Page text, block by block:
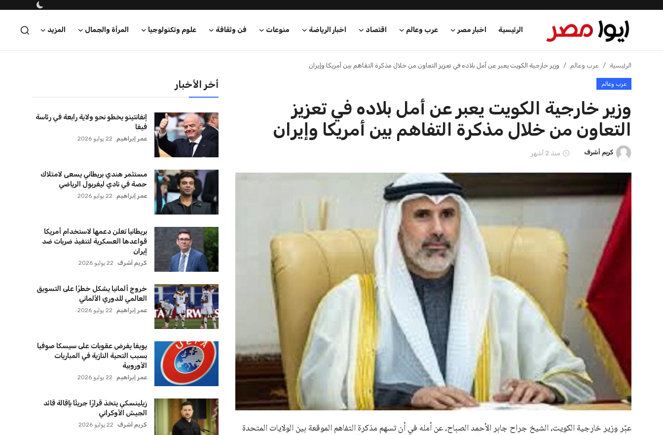
الرئيسية
اخبار مصر
عرب وعالم
اخبار الرياضة
منوعات
فن وثقافة
علوم وتكنولوجيا
المرأة والجمال
كريم أشرف 22 يوليو 2026 كريم أشرف 21 يوليو 2026
لجميع شركات الطيران لتسيير رحلات
كريم أشرف 22 يوليو 2026
الرئيسية إنفانتينو يخطو نحو ولاية رابعة في رئاسة فيفا
أخر الأخبار
إنفانتينو يخطو نحو ولاية رابعة في رئاسة
فيفا
عمر إبراهيم 22 يوليو 2026
مستثمر هندي بريطاني يسعى لامتلاك
حصة في نادي ليفربول الرياضي
عمر إبراهيم
بريطانيا تعلن دعمها لاستخدام أمريكا
قواعدها العسكرية لتنفيذ ضربات ضد
إيران
خروج ألمانيا يشكل خطرًا على التسويق
العالمي للدوري الألماني
عمر إبراهيم
يويفا يفرض عقوبات على سيسكا صوفيا
بسبب التحية النازية في المباريات
الأوروبية